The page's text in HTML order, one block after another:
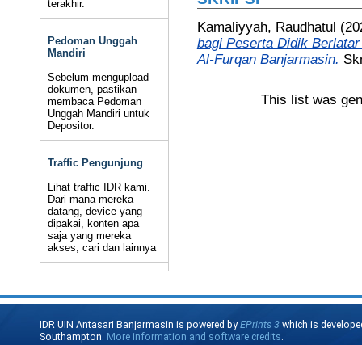
terakhir.
Pedoman Unggah
Mandiri
Sebelum mengupload
dokumen, pastikan
membaca Pedoman
Unggah Mandiri untuk
Depositor.
Traffic Pengunjung
Lihat traffic IDR kami.
Dari mana mereka
datang, device yang
dipakai, konten apa
saja yang mereka
akses, cari dan lainnya
Kamaliyyah, Raudhatul
bagi Peserta Didik
Al-Furqan Banjarmasin.
This list was
IDR UIN Antasari Banjarmasin is powered byEPrints 3 which is
Southampton. More information and software credits.